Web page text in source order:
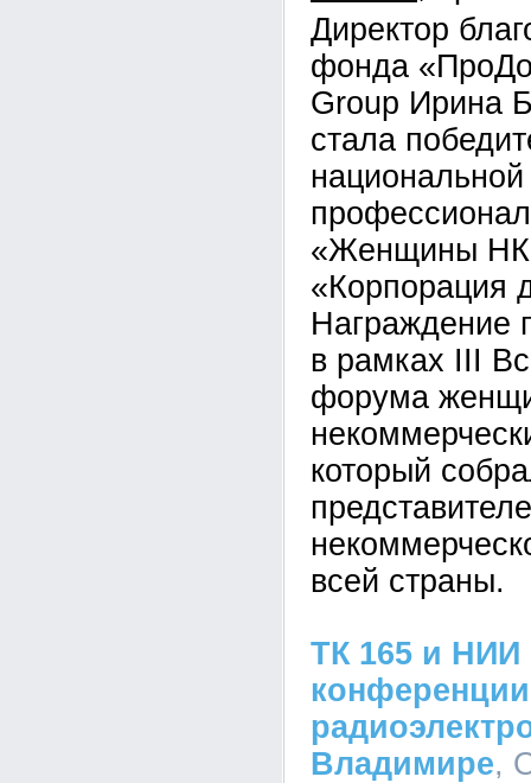
Директор
фонда
Group Ирина
стала
национальной
«Женщины
«Корпорация
Награждение
в рамках III
форума
который
всей страны.
ТК 165 и
Владимире,